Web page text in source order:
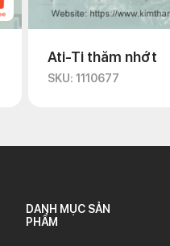
Ati-Ti thăm nhớt
SKU: 1110677
DANH MỤC SẢN
PHẨM